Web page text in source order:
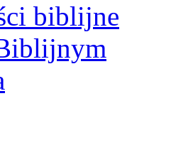
biblijne